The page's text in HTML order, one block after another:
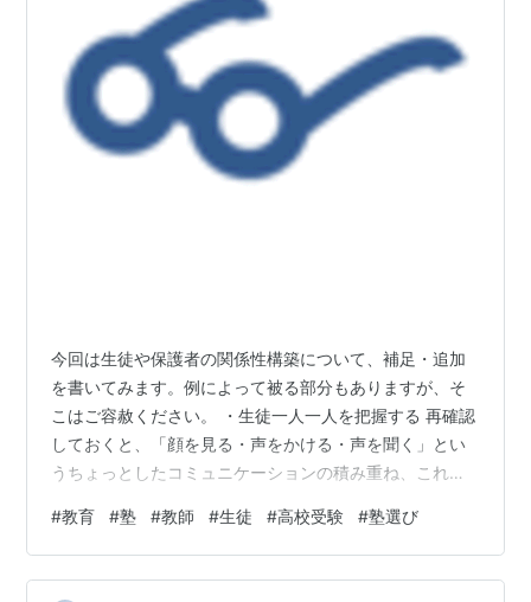
今回は生徒や保護者の関係性構築について、補足・追加
を書いてみます。例によって被る部分もありますが、そ
こはご容赦ください。 ・生徒一人一人を把握する 再確認
しておくと、「顔を見る・声をかける・声を聞く」とい
うちょっとしたコミュニケーションの積み重ね、これが
に用件だけしか話してこない人って、まず距離を置かれ
ますよね。そういう接し方をする人は、相応にしか対応
されない。特に思春期の子どもたちって、相手の行動に
#教育 #塾 #教師 #生徒 #高校受験 #塾選び